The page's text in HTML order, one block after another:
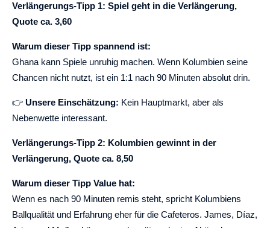
Verlängerungs-Tipp 1: Spiel geht in die Verlängerung,
Quote ca. 3,60
Warum dieser Tipp spannend ist:
Ghana kann Spiele unruhig machen. Wenn Kolumbien seine
Chancen nicht nutzt, ist ein 1:1 nach 90 Minuten absolut drin.
👉 Unsere Einschätzung: Kein Hauptmarkt, aber als
Nebenwette interessant.
Verlängerungs-Tipp 2: Kolumbien gewinnt in der
Verlängerung, Quote ca. 8,50
Warum dieser Tipp Value hat:
Wenn es nach 90 Minuten remis steht, spricht Kolumbiens
Ballqualität und Erfahrung eher für die Cafeteros. James, Díaz,